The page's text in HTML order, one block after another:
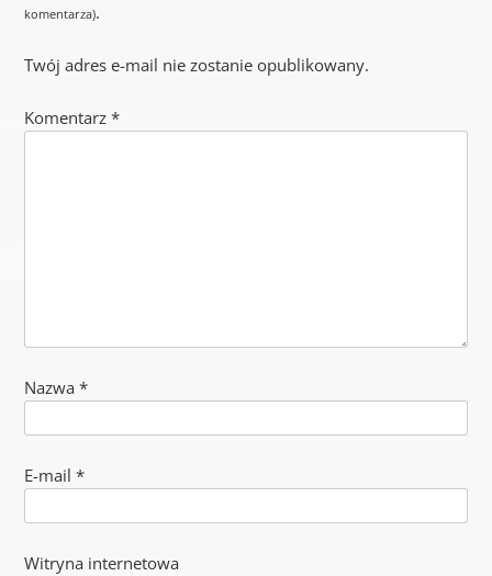
komentarza).
Twój adres e-mail nie zostanie opublikowany.
Komentarz *
Nazwa *
E-mail *
Witryna internetowa